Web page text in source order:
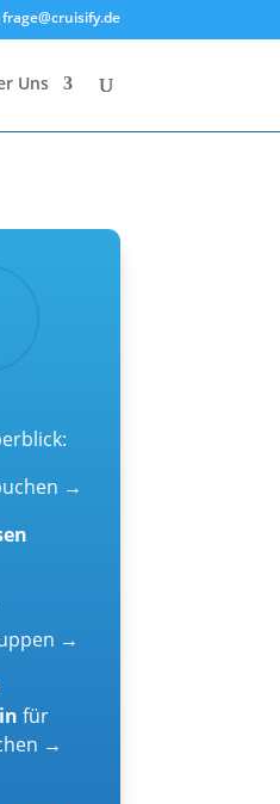
Uns
→
→
für
→